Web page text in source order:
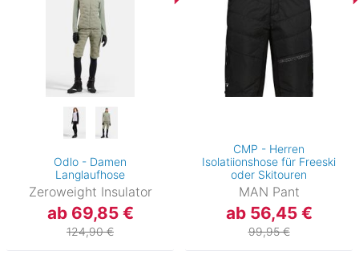
Odlo - Damen
Langlaufhose
Zeroweight Insulator
ab 69,85 €
124,90 €
CMP - Herren
Isolatiionshose für Freeski
oder Skitouren
MAN Pant
ab 56,45 €
99,95 €